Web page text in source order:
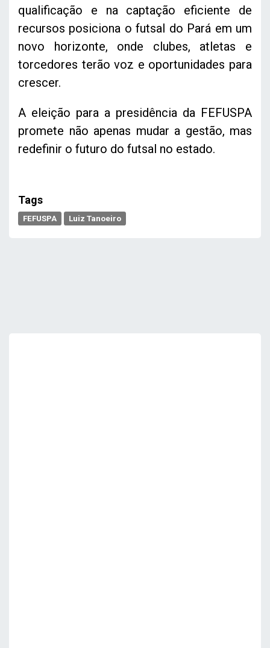
qualificação e na captação eficiente de
recursos posiciona o futsal do Pará em um
novo horizonte, onde clubes, atletas e
torcedores terão voz e oportunidades para
crescer.
A eleição para a presidência da FEFUSPA
promete não apenas mudar a gestão, mas
redefinir o futuro do futsal no estado.
Tags
FEFUSPA Luiz Tanoeiro